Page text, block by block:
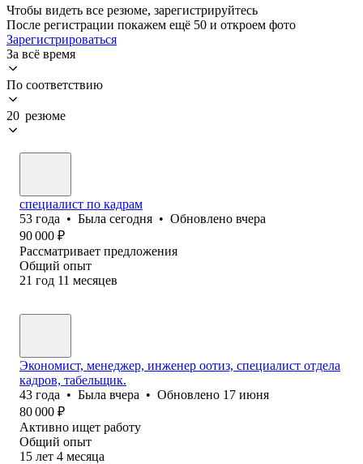
Чтобы видеть все резюме, зарегистрируйтесь
После регистрации покажем ещё 50 и откроем фото
Зарегистрироваться
За всё время
По соответствию
20 резюме
специалист по кадрам
53 года • Была сегодня • Обновлено вчера
90 000 ₽
Рассматривает предложения
Общий опыт
21 год 11 месяцев
Экономист, менеджер, инженер оотиз, специалист отдела
кадров, табельщик.
43 года • Была вчера • Обновлено 17 июня
80 000 ₽
Активно ищет работу
Общий опыт
15 лет 4 месяца